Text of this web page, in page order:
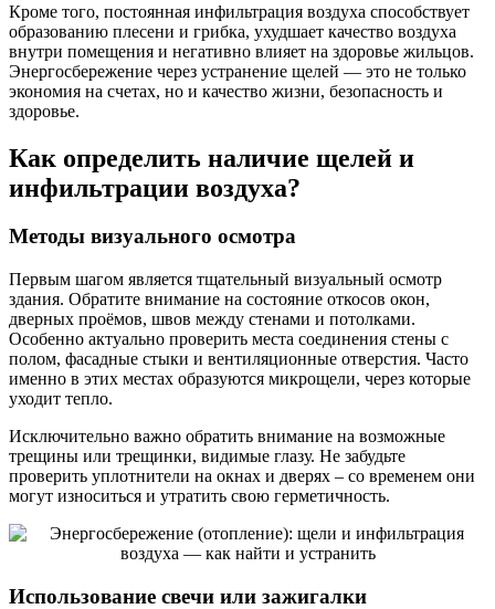
Кроме того, постоянная инфильтрация воздуха способствует
образованию плесени и грибка, ухудшает качество воздуха
внутри помещения и негативно влияет на здоровье жильцов.
Энергосбережение через устранение щелей — это не только
экономия на счетах, но и качество жизни, безопасность и
здоровье.
Как определить наличие щелей и
инфильтрации воздуха?
Методы визуального осмотра
Первым шагом является тщательный визуальный осмотр
здания. Обратите внимание на состояние откосов окон,
дверных проёмов, швов между стенами и потолками.
Особенно актуально проверить места соединения стены с
полом, фасадные стыки и вентиляционные отверстия. Часто
именно в этих местах образуются микрощели, через которые
уходит тепло.
Исключительно важно обратить внимание на возможные
трещины или трещинки, видимые глазу. Не забудьте
проверить уплотнители на окнах и дверях – со временем они
могут износиться и утратить свою герметичность.
Использование свечи или зажигалки